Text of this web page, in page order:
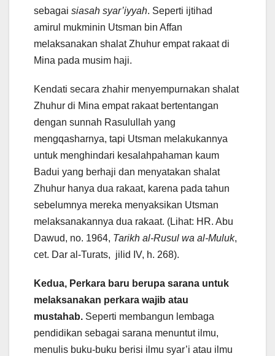
sebagai siasah syar’iyyah. Seperti ijtihad
amirul mukminin Utsman bin Affan
melaksanakan shalat Zhuhur empat rakaat di
Mina pada musim haji.
Kendati secara zhahir menyempurnakan shalat
Zhuhur di Mina empat rakaat bertentangan
dengan sunnah Rasulullah yang
mengqasharnya, tapi Utsman melakukannya
untuk menghindari kesalahpahaman kaum
Badui yang berhaji dan menyatakan shalat
Zhuhur hanya dua rakaat, karena pada tahun
sebelumnya mereka menyaksikan Utsman
melaksanakannya dua rakaat. (Lihat: HR. Abu
Dawud, no. 1964, Tarikh al-Rusul wa al-Muluk,
cet. Dar al-Turats, jilid IV, h. 268).
Kedua, Perkara baru berupa sarana untuk
melaksanakan perkara wajib atau
mustahab. Seperti membangun lembaga
pendidikan sebagai sarana menuntut ilmu,
menulis buku-buku berisi ilmu syar’i atau ilmu